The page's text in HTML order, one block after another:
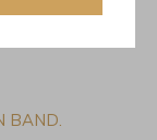
BAND.